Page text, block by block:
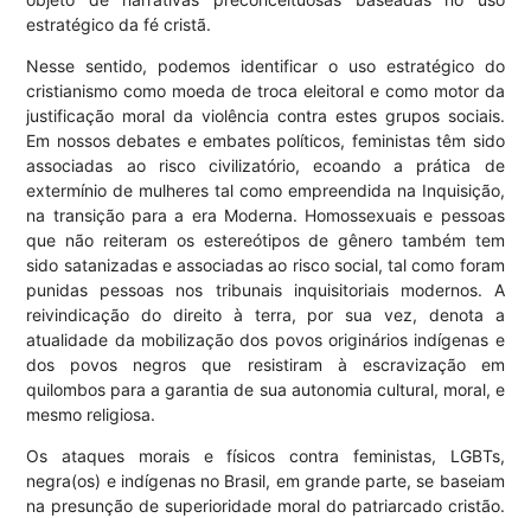
estratégico da fé cristã.
Nesse sentido, podemos identificar o uso estratégico do
cristianismo como moeda de troca eleitoral e como motor da
justificação moral da violência contra estes grupos sociais.
Em nossos debates e embates políticos, feministas têm sido
associadas ao risco civilizatório, ecoando a prática de
extermínio de mulheres tal como empreendida na Inquisição,
na transição para a era Moderna. Homossexuais e pessoas
que não reiteram os estereótipos de gênero também tem
sido satanizadas e associadas ao risco social, tal como foram
punidas pessoas nos tribunais inquisitoriais modernos. A
reivindicação do direito à terra, por sua vez, denota a
atualidade da mobilização dos povos originários indígenas e
dos povos negros que resistiram à escravização em
quilombos para a garantia de sua autonomia cultural, moral, e
mesmo religiosa.
Os ataques morais e físicos contra feministas, LGBTs,
negra(os) e indígenas no Brasil, em grande parte, se baseiam
na presunção de superioridade moral do patriarcado cristão.